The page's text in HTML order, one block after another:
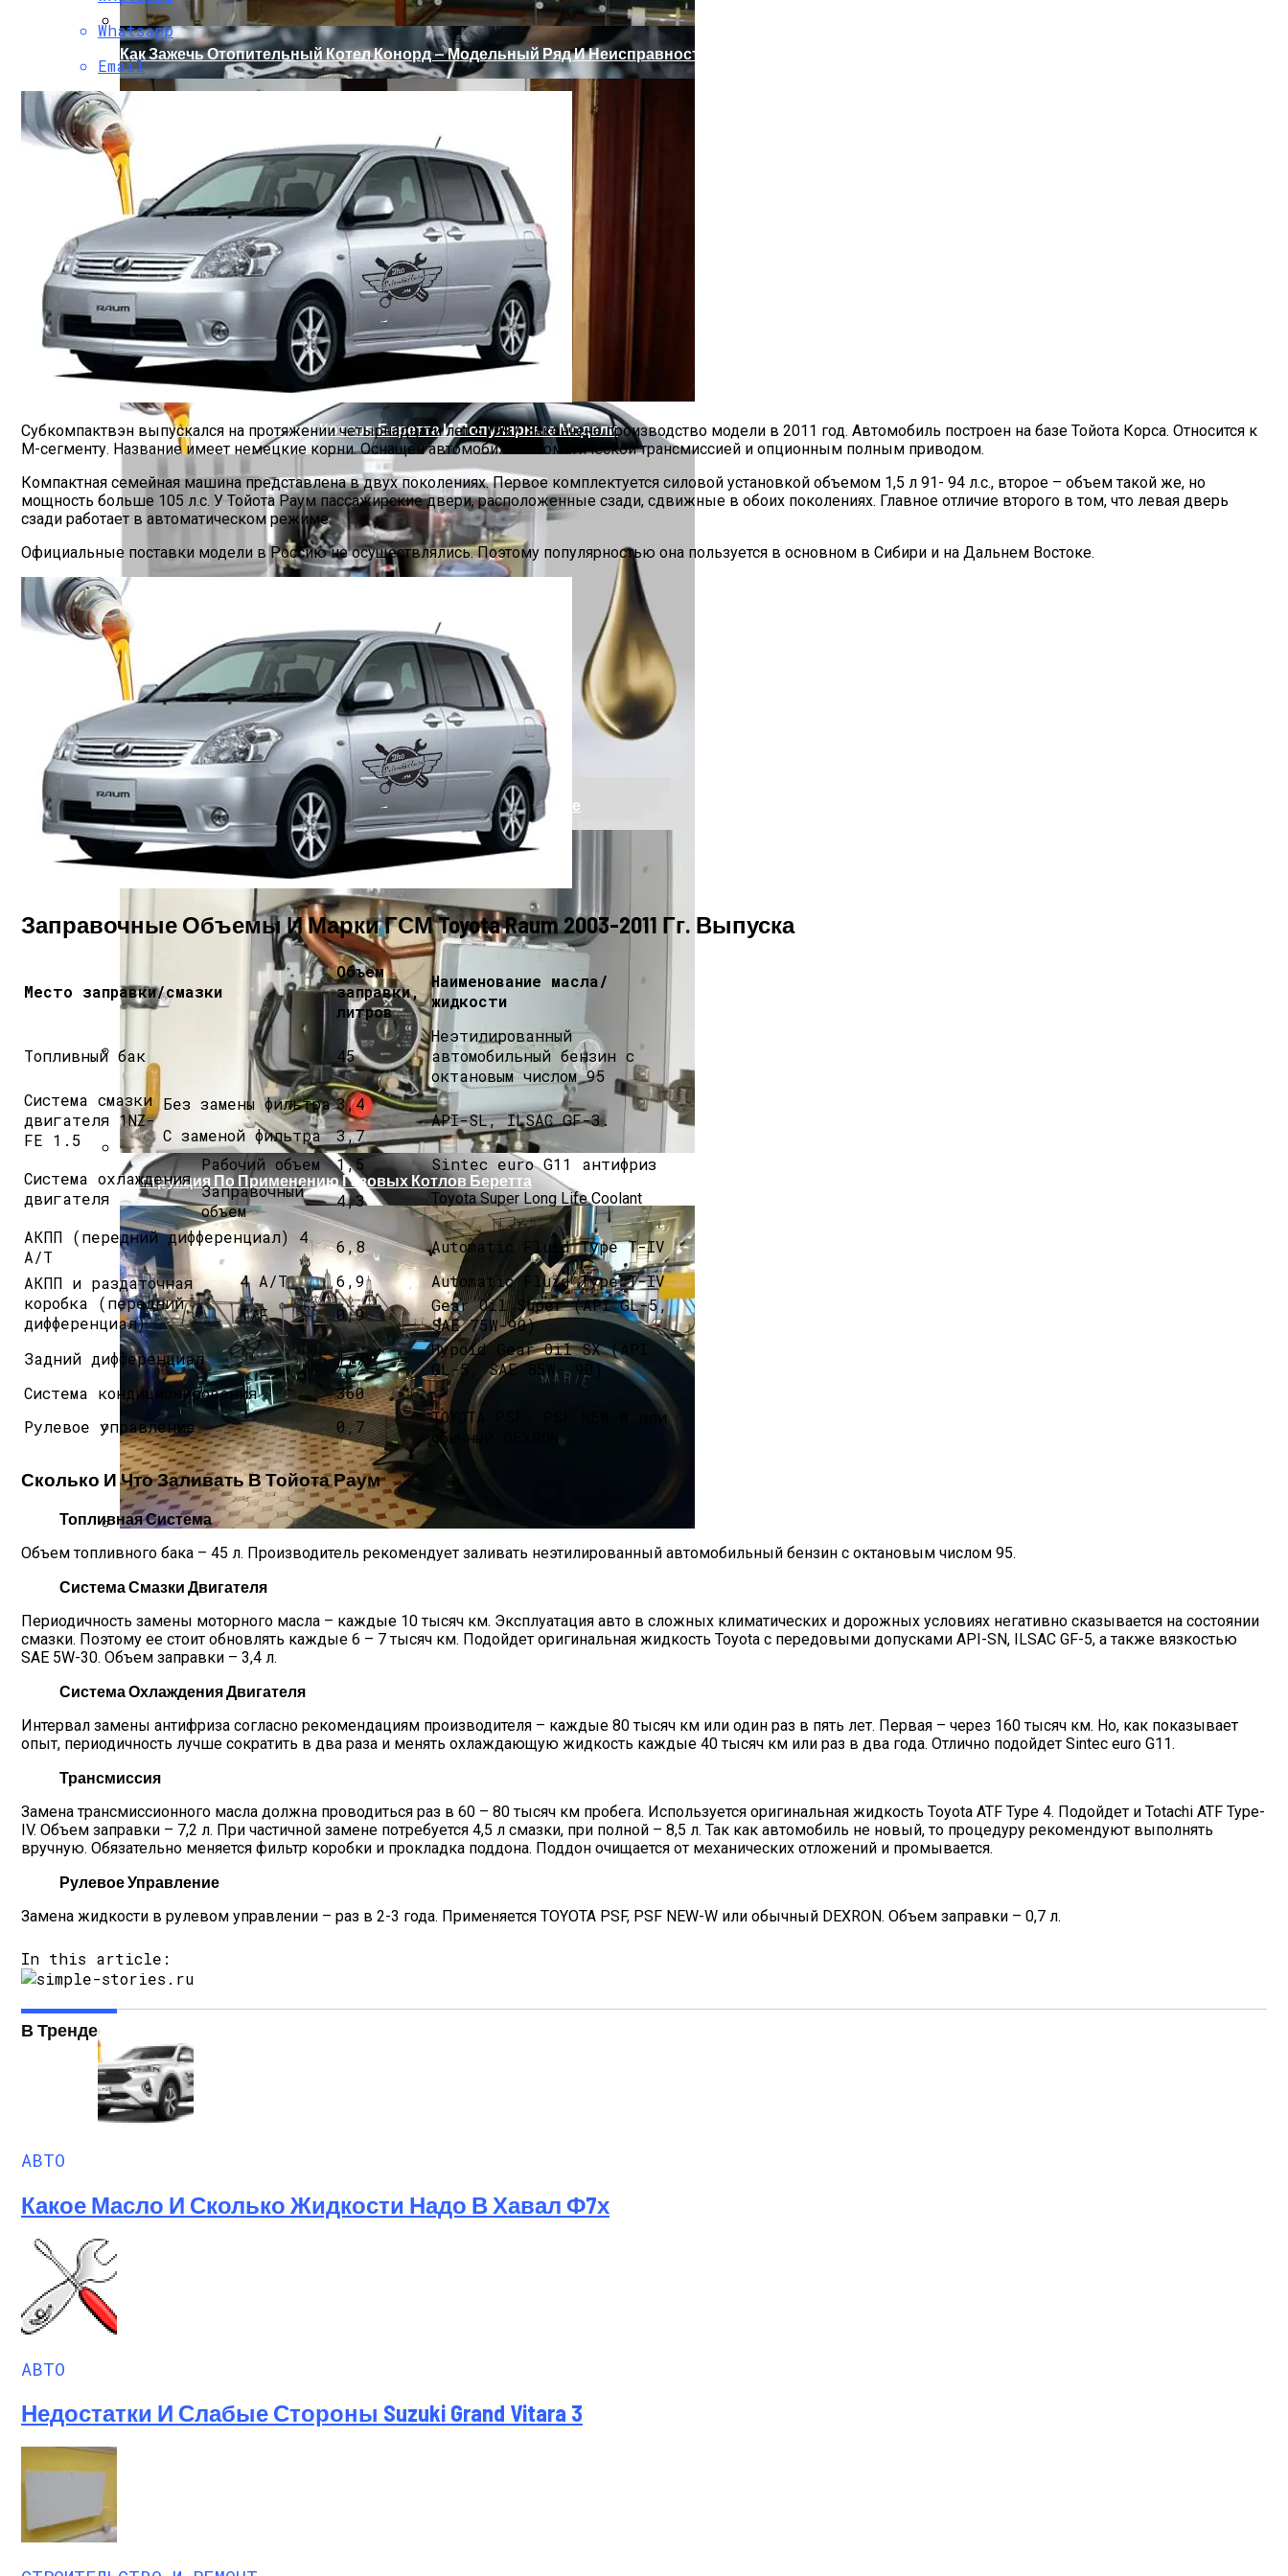
Почему Своевременный Ремонт VAG Помогает Избежать Серьезных Расходов
Какое Масло И Сколько Жидкости Заливать В Лифан Солано II
Какое Масло Лучше Всего Заливать В Коробку Передач
В Каких Странах Собирают Ford Focus 4
Как Зажечь Отопительный Котел Конорд — Модельный Ряд И Неисправности
Основные Виды Газовых Котлов Беретта И Популярные Модели
Принцип Работы Отопительных Котлов На Сжиженном Газе
Инструкция По Применению Газовых Котлов Беретта
Как Работает Паровой Котел — Назначение И Типы
Whatsapp
Email
Субкомпактвэн выпускался на протяжении четырнадцати лет с 1997. Закончено производство модели в 2011 год. Автомобиль построен на базе Тойота Корса. Относится к
М-сегменту. Название имеет немецкие корни. Оснащен автомобиль автоматической трансмиссией и опционным полным приводом.
Компактная семейная машина представлена в двух поколениях. Первое комплектуется силовой установкой объемом 1,5 л 91- 94 л.с., второе – объем такой же, но
мощность больше 105 л.с. У Тойота Раум пассажирские двери, расположенные сзади, сдвижные в обоих поколениях. Главное отличие второго в том, что левая дверь
сзади работает в автоматическом режиме.
Официальные поставки модели в Россию не осуществлялись. Поэтому популярностью она пользуется в основном в Сибири и на Дальнем Востоке.
Заправочные Объемы И Марки ГСМ Toyota Raum 2003-2011 Гг. Выпуска
Место заправки/смазки
Объем
заправки,
литров
Наименование масла/
жидкости
Топливный бак 45
Неэтилированный
автомобильный бензин с
октановым числом 95
Система смазки
двигателя 1NZ-
FE 1.5
Без замены фильтра 3,4
API-SL, ILSAC GF-3.
С заменой фильтра 3,7
Система охлаждения
двигателя
Рабочий объем 1,5 Sintec euro G11 антифриз
Toyota Super Long Life Coolant
Заправочный
объем
4,3
АКПП (передний дифференциал) 4
А/Т
6,8
Automatic Fluid Type T-IV
АКПП и раздаточная
коробка (передний
дифференциал)
4 А/Т 6,9
Automatic Fluid Type T-IV
T/F
0,9
Gear Oil Super (API GL-5,
SAE 75W-90)
Задний дифференциал
1,7
Hypoid Gear Oil SX (API
GL-5, SAE 85W- 90)
Система кондиционирования
360
Рулевое управление
0,7
TOYOTA PSF, PSF NEW-W или
обычный DEXRON
Сколько И Что Заливать В Тойота Раум
Топливная Система
Объем топливного бака – 45 л. Производитель рекомендует заливать неэтилированный автомобильный бензин с октановым числом 95.
Система Смазки Двигателя
Периодичность замены моторного масла – каждые 10 тысяч км. Эксплуатация авто в сложных климатических и дорожных условиях негативно сказывается на состоянии
смазки. Поэтому ее стоит обновлять каждые 6 – 7 тысяч км. Подойдет оригинальная жидкость Toyota с передовыми допусками API-SN, ILSAC GF-5, а также вязкостью
SAE 5W-30. Объем заправки – 3,4 л.
Система Охлаждения Двигателя
Интервал замены антифриза согласно рекомендациям производителя – каждые 80 тысяч км или один раз в пять лет. Первая – через 160 тысяч км. Но, как показывает
опыт, периодичность лучше сократить в два раза и менять охлаждающую жидкость каждые 40 тысяч км или раз в два года. Отлично подойдет Sintec euro G11.
Трансмиссия
Замена трансмиссионного масла должна проводиться раз в 60 – 80 тысяч км пробега. Используется оригинальная жидкость Toyota ATF Type 4. Подойдет и Totachi ATF Type-
IV. Объем заправки – 7,2 л. При частичной замене потребуется 4,5 л смазки, при полной – 8,5 л. Так как автомобиль не новый, то процедуру рекомендуют выполнять
вручную. Обязательно меняется фильтр коробки и прокладка поддона. Поддон очищается от механических отложений и промывается.
Рулевое Управление
Замена жидкости в рулевом управлении – раз в 2-3 года. Применяется TOYOTA PSF, PSF NEW-W или обычный DEXRON. Объем заправки – 0,7 л.
In this article:
В Тренде
АВТО
Какое Масло И Сколько Жидкости Надо В Хавал Ф7х
АВТО
Недостатки И Слабые Стороны Suzuki Grand Vitara 3